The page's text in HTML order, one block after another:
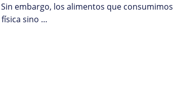
embargo, los alimentos que consumimos
sino …